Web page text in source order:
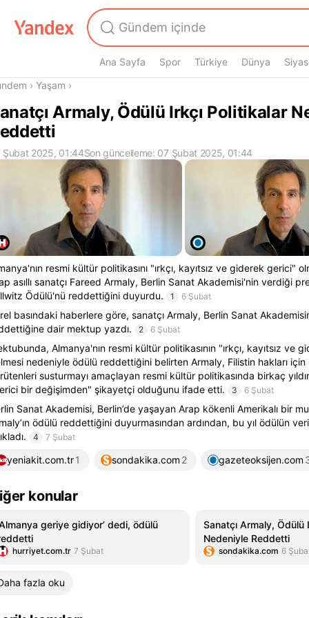
Ana Sayfa Spor Türkiye Dünya
› Yaşam ›
Armaly, Ödülü Irkçı Politikalar
Şubat 2025, 01:44Son güncelleme: 07 Şubat 2025, 01:44
resmi kültür politikasını "ırkçı, kayıtsız ve giderek gerici"
asıllı sanatçı Fareed Armaly, Berlin Sanat Akademisi'nin verdiği
Ödülü'nü reddettiğini duyurdu.
1 6 Şubat
basındaki haberlere göre, sanatçı Armaly, Berlin Sanat
dair mektup yazdı.
2 6 Şubat
Almanya'nın resmi kültür politikasının "ırkçı, kayıtsız ve
nedeniyle ödülü reddettiğini belirten Armaly, Filistin hakları için
susturmayı amaçlayan resmi kültür politikasında birkaç
bir değişimden" şikayetçi olduğunu ifade etti.
3 6 Şubat
Sanat Akademisi, Berlin’de yaşayan Arap kökenli Amerikalı bir
ödülü reddettiğini duyurmasından ardından, bu yıl ödülün
4 7 Şubat
yeniakit.com.tr1 sondakika.com 2 gazeteoksijen.com
konular
geriye gidiyor’ dedi, ödülü
hurriyet.com.tr 7 Şubat
Sanatçı Armaly, Ödülü
Nedeniyle Reddetti
sondakika.com 6
fazla oku